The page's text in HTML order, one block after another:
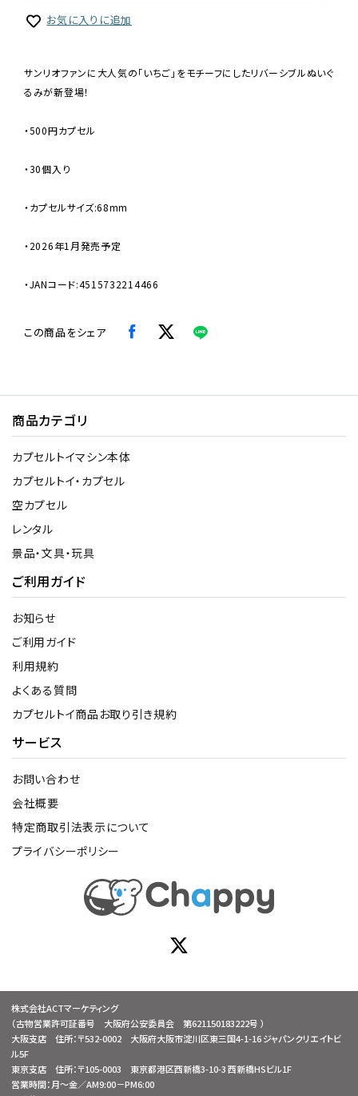
お気に入りに追加
サンリオファンに大人気の「いちご」をモチーフにしたリバーシブルぬいぐ
るみが新登場！
・500円カプセル
・30個入り
・カプセルサイズ:68mm
・2026年1月発売予定
・JANコード:4515732214466
この商品をシェア
商品カテゴリ
カプセルトイマシン本体
カプセルトイ・カプセル
空カプセル
レンタル
景品・文具・玩具
ご利用ガイド
お知らせ
ご利用ガイド
利用規約
よくある質問
カプセルトイ商品お取り引き規約
サービス
お問い合わせ
会社概要
特定商取引法表示について
プライバシーポリシー
株式会社ACTマーケティング
（古物営業許可証番号 大阪府公安委員会 第621150183222号 ）
大阪支店 住所：〒532-0002 大阪府大阪市淀川区東三国4-1-16 ジャパンクリエイトビ
ル5F
東京支店 住所：〒105-0003 東京都港区西新橋3-10-3 西新橋HSビル1F
営業時間：月～金／AM9:00－PM6:00